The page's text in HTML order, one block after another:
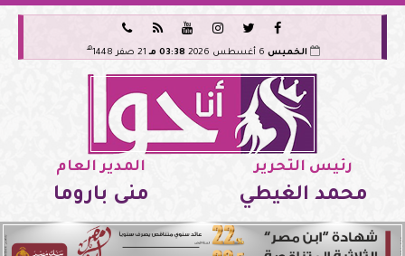






الخميس 03:38 مـ 21 صفر 1448 هـ
رئيس التحرير
محمد الغيطي
المدير العام
منى باروما